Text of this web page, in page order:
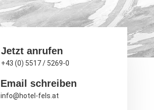
Jetzt anrufen
+43 (0) 5517 / 5269-0
Email schreiben
info@hotel-fels.at